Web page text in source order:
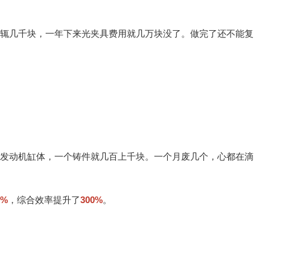
几千块，一年下来光夹具费用就几万块没了。做完了还不能复
动机缸体，一个铸件就几百上千块。一个月废几个，心都在滴
，综合效率提升了300%。